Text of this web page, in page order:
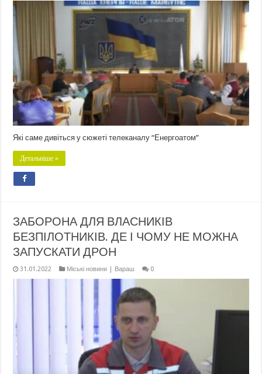
Які саме дивіться у сюжеті телеканалу “Енергоатом”
Детальніше »
ЗАБОРОНА ДЛЯ ВЛАСНИКІВ
БЕЗПІЛОТНИКІВ. ДЕ І ЧОМУ НЕ МОЖНА
ЗАПУСКАТИ ДРОН
31.01.2022 Міські новини | Вараш 0